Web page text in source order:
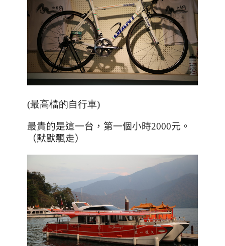
(最高檔的自行車)
最貴的是這一台，第一個小時2000元。
（默默飄走）